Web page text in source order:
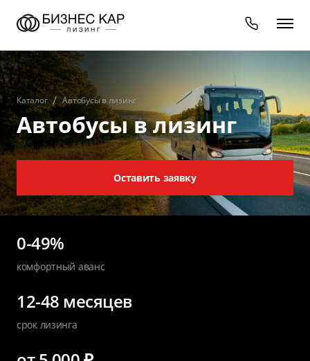
Каталог Автобусы в лизинг
Автобусы в лизинг
Оставить заявку
0-49%
комфортный аванс
12-48 месяцев
срок лизинга